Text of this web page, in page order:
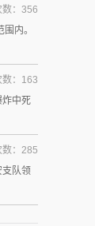
内。
：356
炸中死
：163
队领
：285